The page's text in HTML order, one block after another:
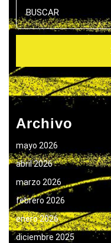
Archivo
mayo 2026
abril 2026
marzo 2026
febrero 2026
enero 2026
diciembre 2025